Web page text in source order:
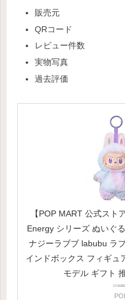
販売元
QRコード
レビュー件数
実物写真
過去評価
【POP MART 公式スト
Energy シリーズ ぬいぐ
ナジーラブブ labubu ラ
インドボックス フィギュ
モデル ギフト